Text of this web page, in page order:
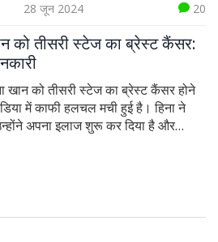
28 जून 2024 20
को तीसरी स्टेज का ब्रेस्ट कैंसर:
खान को तीसरी स्टेज का ब्रेस्ट कैंसर होने
में काफी हलचल मची हुई है। हिना ने
अपना इलाज शुरू कर दिया है और
के लिए तैयार हैं। ब्रेस्ट कैंसर के लक्षण
में विस्तार से जानें।